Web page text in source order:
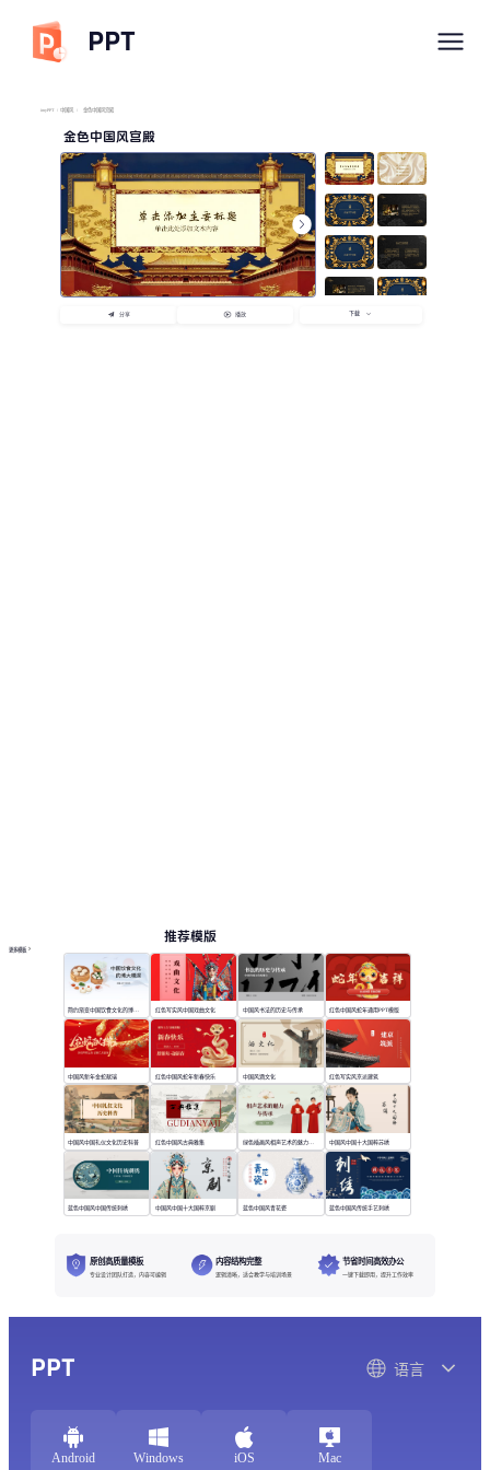
PPT
imyPPT / 中国风 / 金色中国风宫殿
金色中国风宫殿
分享 播放 下载
推荐模版
更多模板
简约渐变中国饮食文化的博大精深 红色写实风中国戏曲文化 中国风书法的历史与传承 红色中国风蛇年通用PPT模版
中国风新年金蛇献瑞 红色中国风蛇年新春快乐 中国风酒文化 红色写实风京派建筑
中国风中国礼仪文化历史科普 红色中国风古典雅集 绿色插画风相声艺术的魅力与传承 中国风中国十大国粹苏绣
蓝色中国风中国传统刺绣 中国风中国十大国粹京剧 蓝色中国风青花瓷 蓝色中国风传统手艺刺绣
原创高质量模板
专业设计团队打造，内容可编辑
内容结构完整
逻辑清晰，适合教学与培训场景
节省时间高效办公
一键下载即用，提升工作效率
PPT 语言
Android Windows iOS Mac